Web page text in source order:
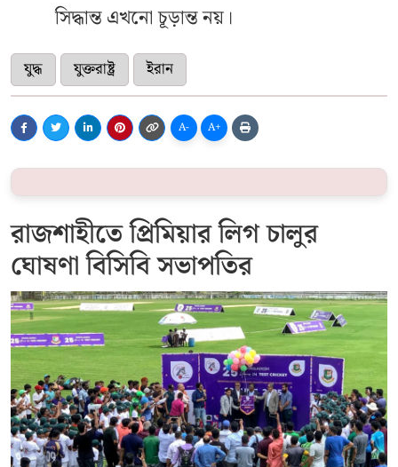
সিদ্ধান্ত এখনো চূড়ান্ত নয়।
যুদ্ধ যুক্তরাষ্ট্র ইরান
A- A+
রাজশাহীতে প্রিমিয়ার লিগ চালুর
ঘোষণা বিসিবি সভাপতির